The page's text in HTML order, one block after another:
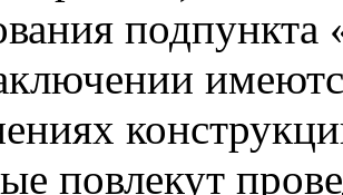
подпункта
повлекут